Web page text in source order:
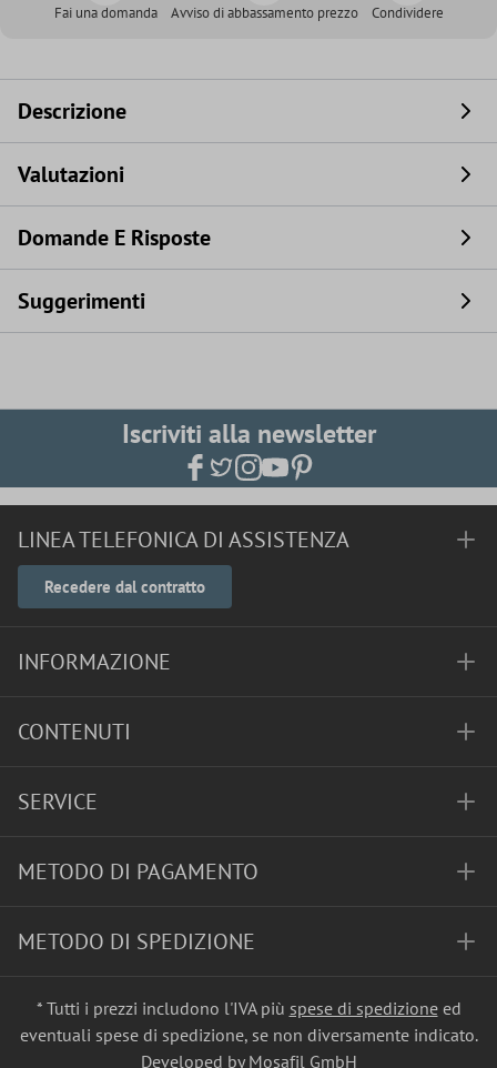
Fai una domanda Avviso di abbassamento prezzo Condividere
Descrizione
Valutazioni
Domande E Risposte
Suggerimenti
Iscriviti alla newsletter
LINEA TELEFONICA DI ASSISTENZA
Recedere dal contratto
INFORMAZIONE
CONTENUTI
SERVICE
METODO DI PAGAMENTO
METODO DI SPEDIZIONE
* Tutti i prezzi includono l'IVA più spese di spedizioneed
eventuali spese di spedizione, se non diversamente indicato.
Developed by Mosafil GmbH